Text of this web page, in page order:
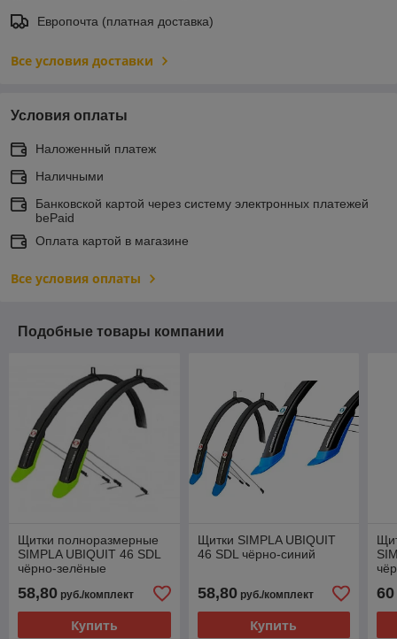
Европочта (платная доставка)
Все условия доставки
Условия оплаты
Наложенный платеж
Наличными
Банковской картой через систему электронных платежей
bePaid
Оплата картой в магазине
Все условия оплаты
Подобные товары компании
Щитки полноразмерные
SIMPLA UBIQUIT 46 SDL
чёрно-зелёные
58,80 руб./комплект
Купить
Щитки SIMPLA UBIQUIT
46 SDL чёрно-синий
58,80руб./комплект
Купить
60